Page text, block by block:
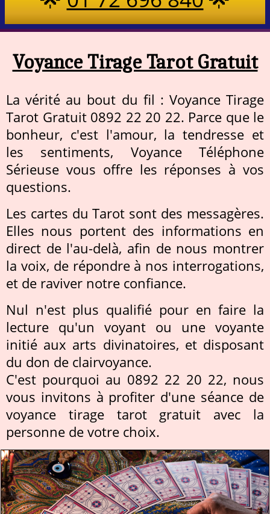
Voyance Tirage Tarot Gratuit
La vérité au bout du fil : Voyance Tirage
Tarot Gratuit 0892 22 20 22. Parce que le
bonheur, c'est l'amour, la tendresse et
les sentiments, Voyance Téléphone
Sérieuse vous offre les réponses à vos
questions.
Les cartes du Tarot sont des messagères.
Elles nous portent des informations en
direct de l'au-delà, afin de nous montrer
la voix, de répondre à nos interrogations,
et de raviver notre confiance.
Nul n'est plus qualifié pour en faire la
lecture qu'un voyant ou une voyante
initié aux arts divinatoires, et disposant
du don de clairvoyance.
C'est pourquoi au 0892 22 20 22, nous
vous invitons à profiter d'une séance de
voyance tirage tarot gratuit avec la
personne de votre choix.